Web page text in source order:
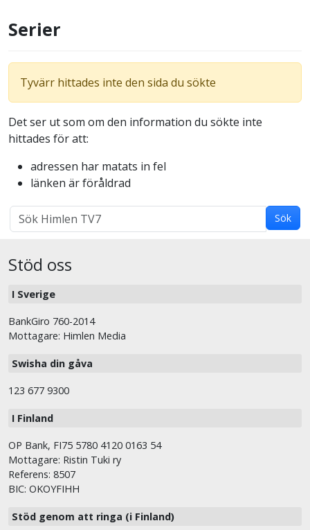
Serier
Tyvärr hittades inte den sida du sökte
Det ser ut som om den information du sökte inte
hittades för att:
adressen har matats in fel
länken är föråldrad
Sök
med
Sök
Stöd oss
I Sverige
BankGiro 760-2014
Mottagare: Himlen Media
Swisha din gåva
123 677 9300
I Finland
OP Bank, FI75 5780 4120 0163 54
Mottagare: Ristin Tuki ry
Referens: 8507
BIC: OKOYFIHH
Stöd genom att ringa (i Finland)